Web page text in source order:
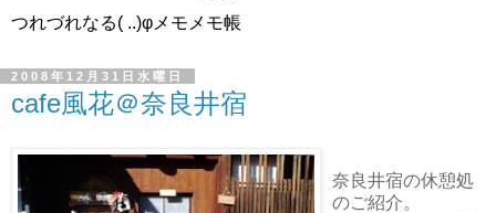
つれづれなる( ..)φメモメモ帳
2008年12月31日水曜日
cafe風花＠奈良井宿
奈良井宿の休憩処
のご紹介。